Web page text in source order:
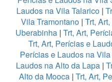
Laudos na Vila Talarico|
Vila Tramontano| Trt,
Uberabinha| Trt, Art,
Trt, Art, Perícias e
Perícias e Laudos na
Laudos na Alto da Lapa|
Alto da Mooca | Trt, Art,